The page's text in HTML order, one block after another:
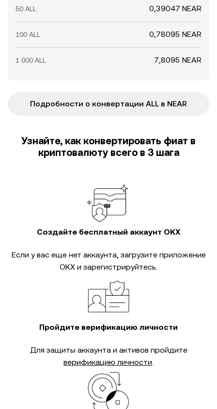
50 ALL 0,39047 NEAR
100 ALL 0,78095 NEAR
1 000 ALL 7,8095 NEAR
Подробности о конвертации ALL в NEAR
Узнайте, как конвертировать фиат в
криптовалюту всего в 3 шага
Создайте бесплатный аккаунт OKX
Если у вас еще нет аккаунта, загрузите приложение
OKX и зарегистрируйтесь.
Пройдите верификацию личности
Для защиты аккаунта и активов пройдите
верификацию личности.